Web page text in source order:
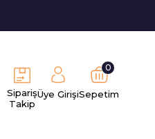
Sipariş
Takip
Üye GirişiSepetim
0